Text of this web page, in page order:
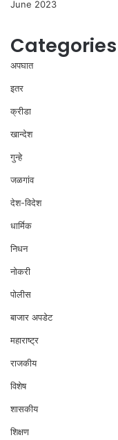
June 2023
Categories
अपघात
इतर
क्रीडा
खान्देश
गुन्हे
जळगांव
देश-विदेश
धार्मिक
निधन
नोकरी
पोलीस
बाजार अपडेट
महाराष्ट्र
राजकीय
विशेष
शासकीय
शिक्षण